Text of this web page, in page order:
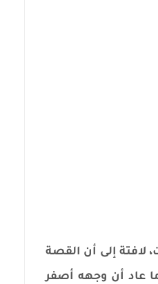
لافتة إلى أن القصة
لكنها لاحظت عندما عاد أن وجهه أصفر